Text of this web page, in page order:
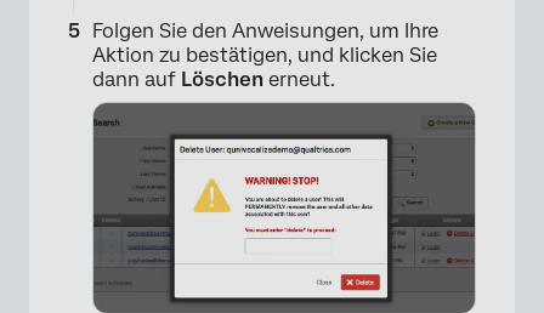
Folgen Sie den Anweisungen, um Ihre
Aktion zu bestätigen, und klicken Sie
dann auf Löschen erneut.